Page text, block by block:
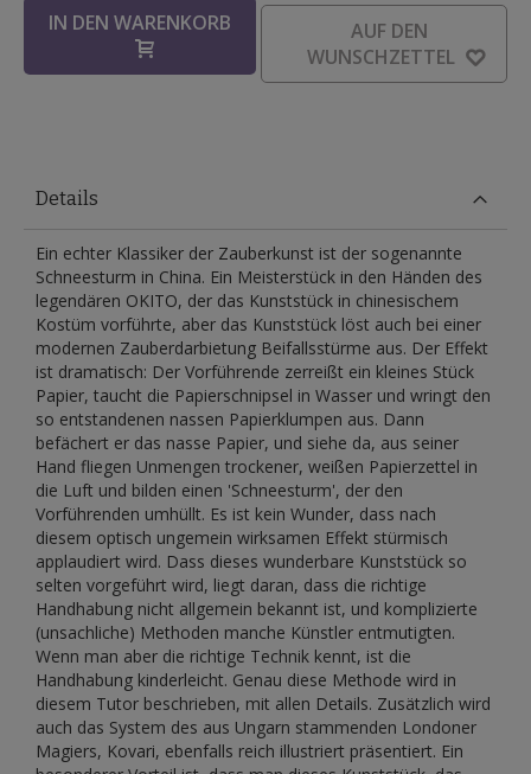
IN DEN WARENKORB
AUF DEN
WUNSCHZETTEL
Details
Ein echter Klassiker der Zauberkunst ist der sogenannte
Schneesturm in China. Ein Meisterstück in den Händen des
legendären OKITO, der das Kunststück in chinesischem
Kostüm vorführte, aber das Kunststück löst auch bei einer
modernen Zauberdarbietung Beifallsstürme aus. Der Effekt
ist dramatisch: Der Vorführende zerreißt ein kleines Stück
Papier, taucht die Papierschnipsel in Wasser und wringt den
so entstandenen nassen Papierklumpen aus. Dann
befächert er das nasse Papier, und siehe da, aus seiner
Hand fliegen Unmengen trockener, weißen Papierzettel in
die Luft und bilden einen 'Schneesturm', der den
Vorführenden umhüllt. Es ist kein Wunder, dass nach
diesem optisch ungemein wirksamen Effekt stürmisch
applaudiert wird. Dass dieses wunderbare Kunststück so
selten vorgeführt wird, liegt daran, dass die richtige
Handhabung nicht allgemein bekannt ist, und komplizierte
(unsachliche) Methoden manche Künstler entmutigten.
Wenn man aber die richtige Technik kennt, ist die
Handhabung kinderleicht. Genau diese Methode wird in
diesem Tutor beschrieben, mit allen Details. Zusätzlich wird
auch das System des aus Ungarn stammenden Londoner
Magiers, Kovari, ebenfalls reich illustriert präsentiert. Ein